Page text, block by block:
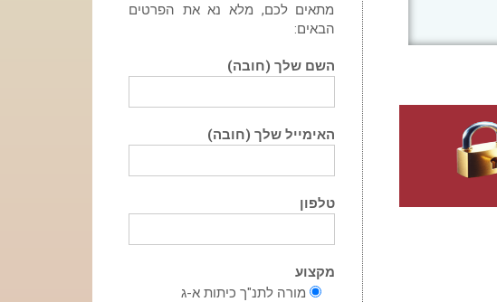
מתאים לכם, מלא נא את הפרטים
הבאים:
השם שלך (חובה)
האימייל שלך (חובה)
טלפון
מקצוע
מורה לתנ"ך כיתות א-ג